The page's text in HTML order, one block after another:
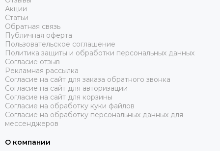
Акции
Статьи
Обратная связь
Публичная оферта
Пользовательское соглашение
Политика защиты и обработки персональных данных
Согласие отзыв
Рекламная рассылка
Согласие на сайт для заказа обратного звонка
Согласие на сайт для авторизации
Согласие на сайт для корзины
Согласие на обработку куки файлов
Согласие на обработку персональных данных для
мессенджеров
О компании